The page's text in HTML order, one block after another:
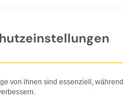
Nachhaltigkeit
von ihnen sind essenziell,